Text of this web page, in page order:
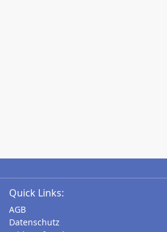
Quick Links:
AGB
Datenschutz